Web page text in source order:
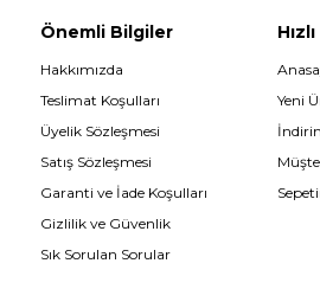
Önemli Bilgiler
Hakkımızda
Teslimat Koşulları
Üyelik Sözleşmesi
Satış Sözleşmesi
Garanti ve İade Koşulları
Gizlilik ve Güvenlik
Sık Sorulan Sorular
Yeni